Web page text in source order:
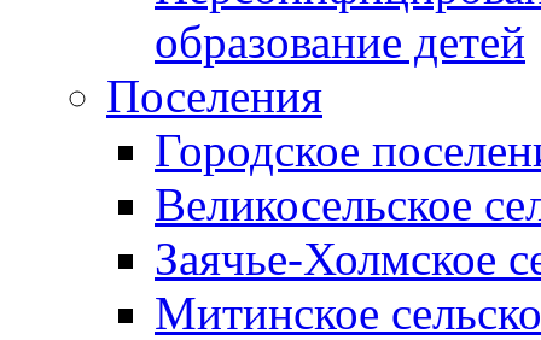
образование детей
Поселения
Городское
Великосельское
Заячье-Холмское
Митинское